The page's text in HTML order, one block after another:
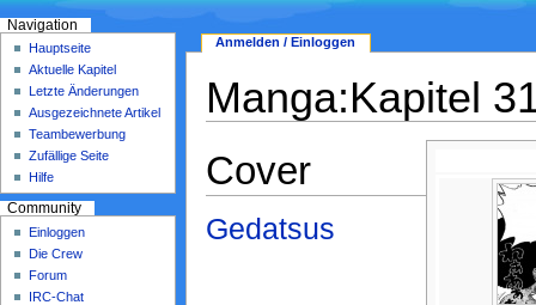
Manga:Kapitel
Cover
Gedatsus
Anmelden / Einloggen
Navigation
Hauptseite
Aktuelle Kapitel
Letzte Änderungen
Ausgezeichnete Artikel
Teambewerbung
Zufällige Seite
Hilfe
Community
Einloggen
Die Crew
Forum
IRC-Chat